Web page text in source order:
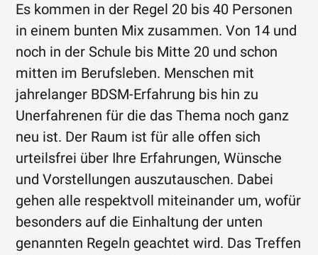
Es kommen in der Regel 20 bis 40 Personen
in einem bunten Mix zusammen. Von 14 und
noch in der Schule bis Mitte 20 und schon
mitten im Berufsleben. Menschen mit
jahrelanger BDSM-Erfahrung bis hin zu
Unerfahrenen für die das Thema noch ganz
neu ist. Der Raum ist für alle offen sich
urteilsfrei über Ihre Erfahrungen, Wünsche
und Vorstellungen auszutauschen. Dabei
gehen alle respektvoll miteinander um, wofür
besonders auf die Einhaltung der unten
genannten Regeln geachtet wird. Das Treffen